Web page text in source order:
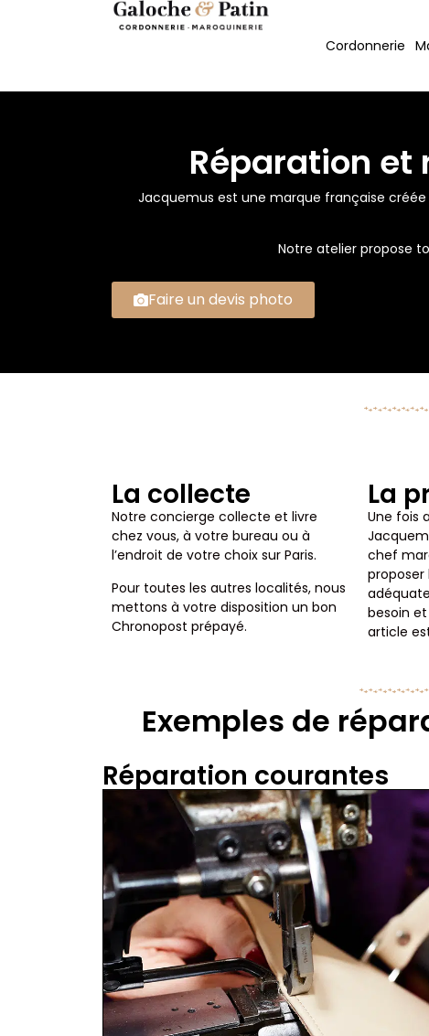
Cordonnerie
Réparation
Jacquemus est une marque française
Notre atelier propose
Faire un devis photo
La collecte
Notre concierge collecte et livre
chez vous, à votre bureau ou à
l’endroit de votre choix sur Paris.
Pour toutes les autres localités, nous
mettons à votre disposition un bon
Chronopost prépayé.
La
Une fois
chef
proposer
besoin
article
Exemples de
Réparation courantes